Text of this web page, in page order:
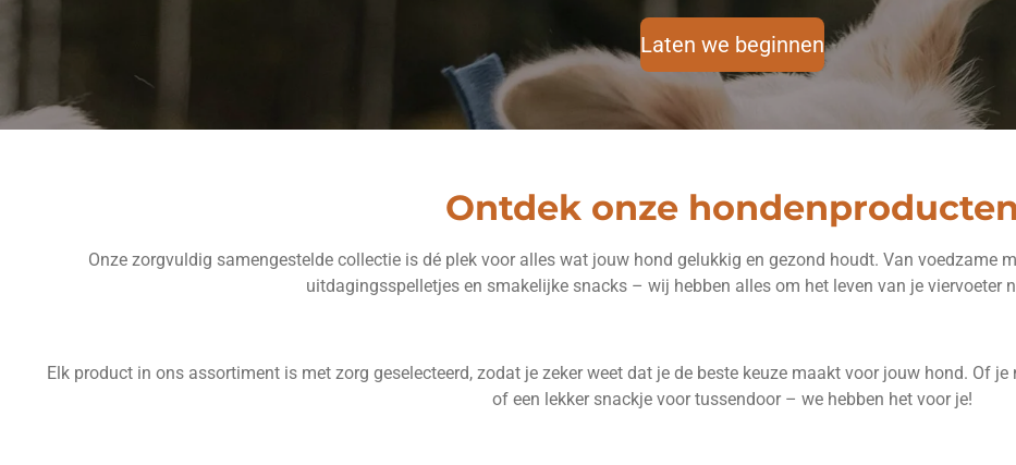
Laten we beginnen
Ontdek onze hondenproducten
Onze zorgvuldig samengestelde collectie is dé plek voor alles wat jouw hond gelukkig en gezond houdt. Van voedzame
uitdagingsspelletjes en smakelijke snacks – wij hebben alles om het leven van je viervoeter
Elk product in ons assortiment is met zorg geselecteerd, zodat je zeker weet dat je de beste keuze maakt voor jouw hond. Of
of een lekker snackje voor tussendoor – we hebben het voor je!